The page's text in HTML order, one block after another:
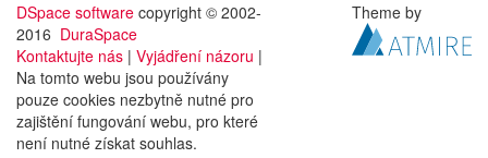
DSpace software copyright © 2002-
2016 DuraSpace
Kontaktujte nás | Vyjádření názoru |
Na tomto webu jsou používány
pouze cookies nezbytně nutné pro
zajištění fungování webu, pro které
není nutné získat souhlas.
Theme by